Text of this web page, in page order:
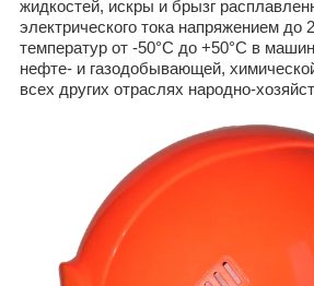
жидкостей, искры и брызг
электрического тока напряжением до
температур от -50°С до +50°С в
нефте- и газодобывающей,
всех других отраслях народно-